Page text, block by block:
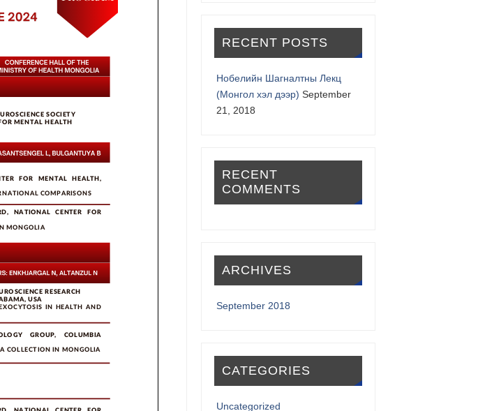
RECENT POSTS
Нобелийн Шагналтны Лекц
(Монгол хэл дээр) September
21, 2018
RECENT
COMMENTS
ARCHIVES
September 2018
CATEGORIES
Uncategorized